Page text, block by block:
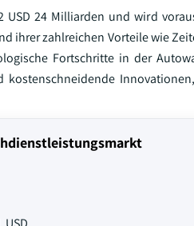
24 Milliarden und wird
ihrer zahlreichen Vorteile wie
Fortschritte in der